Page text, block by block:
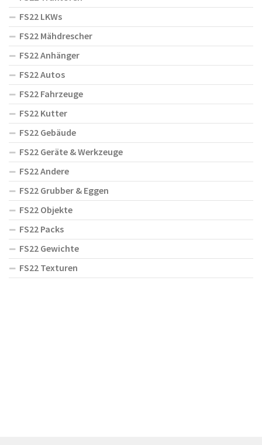
FS22 LKWs
FS22 Mähdrescher
FS22 Anhänger
FS22 Autos
FS22 Fahrzeuge
FS22 Kutter
FS22 Gebäude
FS22 Geräte & Werkzeuge
FS22 Andere
FS22 Grubber & Eggen
FS22 Objekte
FS22 Packs
FS22 Gewichte
FS22 Texturen